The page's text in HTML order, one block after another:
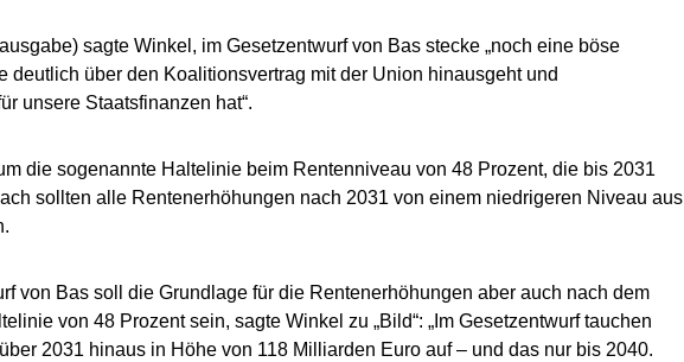
sagte Winkel, im Gesetzentwurf von Bas stecke „noch eine böse
deutlich über den Koalitionsvertrag mit der Union hinausgeht und
unsere Staatsfinanzen hat“.
die sogenannte Haltelinie beim Rentenniveau von 48 Prozent, die bis 2031
sollten alle Rentenerhöhungen nach 2031 von einem niedrigeren Niveau aus
von Bas soll die Grundlage für die Rentenerhöhungen aber auch nach dem
von 48 Prozent sein, sagte Winkel zu „Bild“: „Im Gesetzentwurf tauchen
2031 hinaus in Höhe von 118 Milliarden Euro auf – und das nur bis 2040.